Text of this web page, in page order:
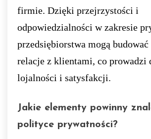
firmie. Dzięki przejrzystości i
odpowiedzialności w zakresie
przedsiębiorstwa mogą
relacje z klientami, co prowadzi
lojalności i satysfakcji.
Jakie elementy powinny
polityce prywatności?